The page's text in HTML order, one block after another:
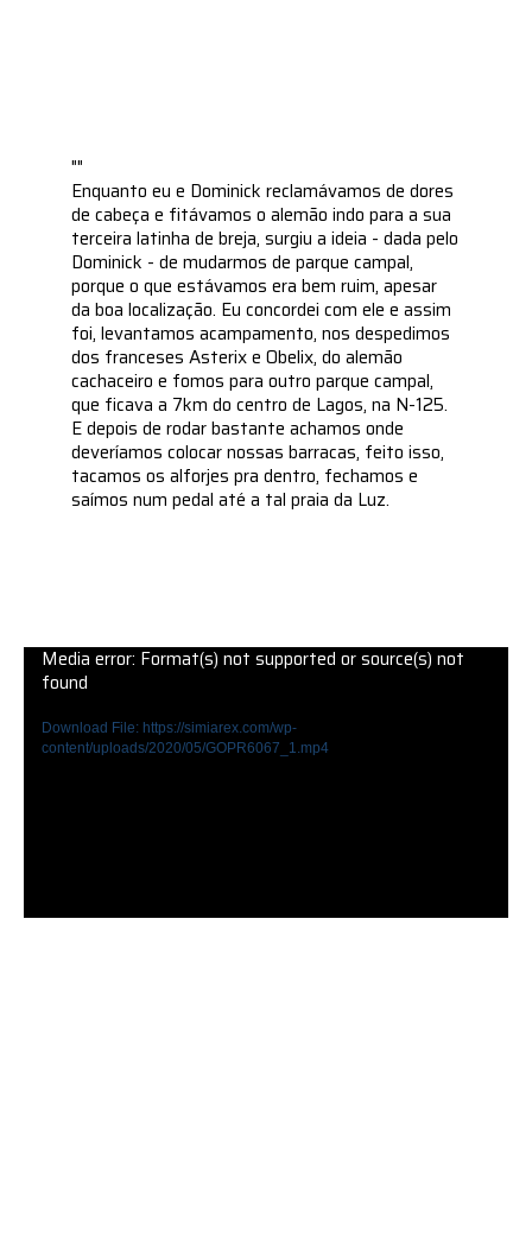
""
Enquanto eu e Dominick reclamávamos de dores
de cabeça e fitávamos o alemão indo para a sua
terceira latinha de breja, surgiu a ideia - dada pelo
Dominick - de mudarmos de parque campal,
porque o que estávamos era bem ruim, apesar
da boa localização. Eu concordei com ele e assim
foi, levantamos acampamento, nos despedimos
dos franceses Asterix e Obelix, do alemão
cachaceiro e fomos para outro parque campal,
que ficava a 7km do centro de Lagos, na N-125.
E depois de rodar bastante achamos onde
deveríamos colocar nossas barracas, feito isso,
tacamos os alforjes pra dentro, fechamos e
saímos num pedal até a tal praia da Luz.
Media error: Format(s) not supported or source(s) not
found
Download File: https://simiarex.com/wp-
content/uploads/2020/05/GOPR6067_1.mp4